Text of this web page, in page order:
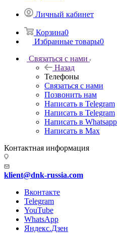
Личный кабинет
Корзина0
Избранные товары0
Связаться с нами
Назад
Телефоны
Связаться с нами
Позвонить нам
Написать в Telegram
Написать в Telegram
Написать в Whatsapp
Написать в Max
Контактная информация
klient@dnk-russia.com
Вконтакте
Telegram
YouTube
WhatsApp
Яндекс.Дзен